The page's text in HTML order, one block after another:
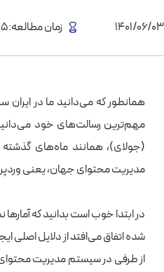
زمان مطالعه:5 دقیقه
همانطور که می‌دانید ما در ایران
(جولای)، همانند ماه‌های
مدیریت محتوای جهان، یعنی
در ابتدا خوب است بدانید که
شده اتفاق می‌افتد از دلایل اصلی
از طرفی در سیستم مدیریت